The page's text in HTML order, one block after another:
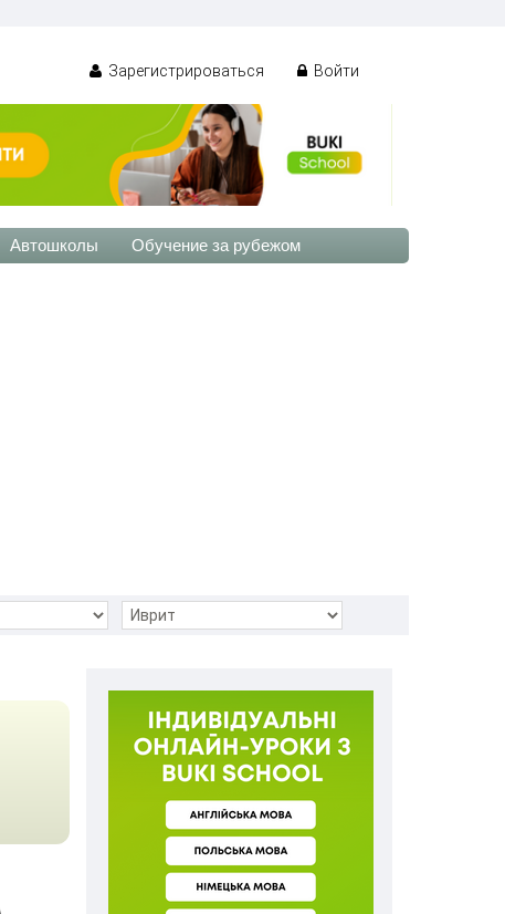
Зарегистрироваться Войти
Автошколы Обучение за рубежом